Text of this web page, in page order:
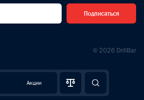
Акции
Подписаться
© 2026 DrillBar